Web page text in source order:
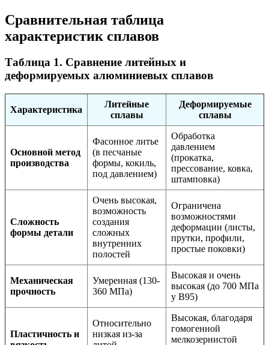
Сравнительная таблица
характеристик сплавов
Таблица 1. Сравнение литейных и
деформируемых алюминиевых сплавов
Характеристика
Литейные
сплавы
Деформируемые
сплавы
Основной метод
производства
Фасонное литье
(в песчаные
формы, кокиль,
под давлением)
Обработка
давлением
(прокатка,
прессование, ковка,
штамповка)
Сложность
формы детали
Очень высокая,
возможность
создания
сложных
внутренних
полостей
Ограничена
возможностями
деформации (листы,
прутки, профили,
простые поковки)
Механическая
прочность
Умеренная (130-
360 МПа)
Высокая и очень
высокая (до 700 МПа
у В95)
Пластичность и
Относительно
низкая из-за
Высокая, благодаря
гомогенной
мелкозернистой